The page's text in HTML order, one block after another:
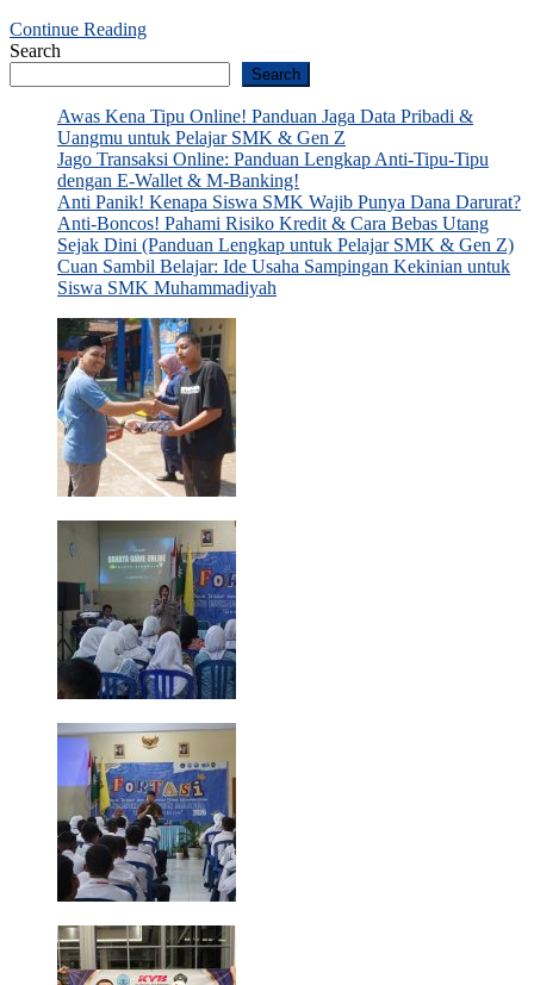
Continue Reading
Search
Search
Awas Kena Tipu Online! Panduan Jaga Data Pribadi &
Uangmu untuk Pelajar SMK & Gen Z
Jago Transaksi Online: Panduan Lengkap Anti-Tipu-Tipu
dengan E-Wallet & M-Banking!
Anti Panik! Kenapa Siswa SMK Wajib Punya Dana Darurat?
Anti-Boncos! Pahami Risiko Kredit & Cara Bebas Utang
Sejak Dini (Panduan Lengkap untuk Pelajar SMK & Gen Z)
Cuan Sambil Belajar: Ide Usaha Sampingan Kekinian untuk
Siswa SMK Muhammadiyah